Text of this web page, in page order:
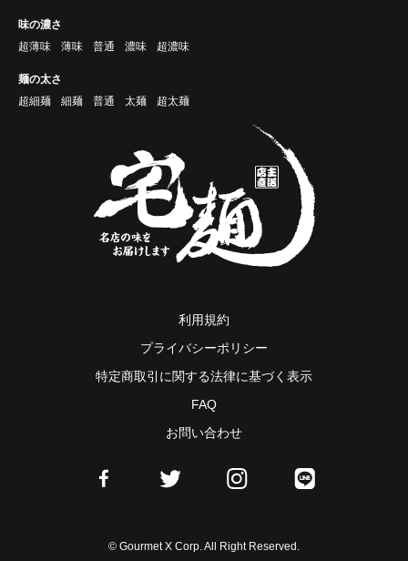
味の濃さ
超薄味
薄味 普通 濃味 超濃味
麺の太さ
超細麺
細麺 普通 太麺 超太麺
利用規約
プライバシーポリシー
特定商取引に関する法律に基づく表示
FAQ
お問い合わせ
© Gourmet X Corp. All Right Reserved.